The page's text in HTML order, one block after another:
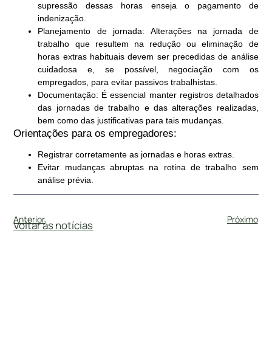
supressão dessas horas enseja o pagamento de
indenização.
Planejamento de jornada: Alterações na jornada de
trabalho que resultem na redução ou eliminação de
horas extras habituais devem ser precedidas de análise
cuidadosa e, se possível, negociação com os
empregados, para evitar passivos trabalhistas.
Documentação: É essencial manter registros detalhados
das jornadas de trabalho e das alterações realizadas,
bem como das justificativas para tais mudanças.
Orientações para os empregadores:
Registrar corretamente as jornadas e horas extras.
Evitar mudanças abruptas na rotina de trabalho sem
análise prévia.
Anterior Próximo
Voltar às notícias